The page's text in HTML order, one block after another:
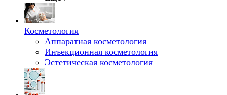
Косметология
Аппаратная косметология
Инъекционная косметология
Эстетическая косметология